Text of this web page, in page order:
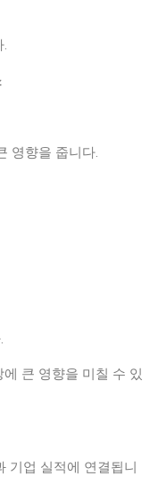
영향을 줍니다.
큰 영향을 미칠 수 있
기업 실적에 연결됩니